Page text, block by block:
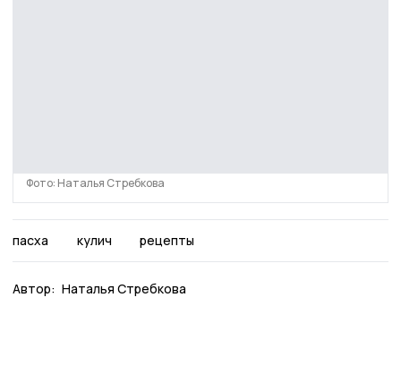
Фото: Наталья Стребкова
пасха кулич рецепты
Автор: Наталья Стребкова